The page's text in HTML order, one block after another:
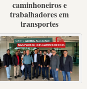
caminhoneiros e
trabalhadores em
transportes